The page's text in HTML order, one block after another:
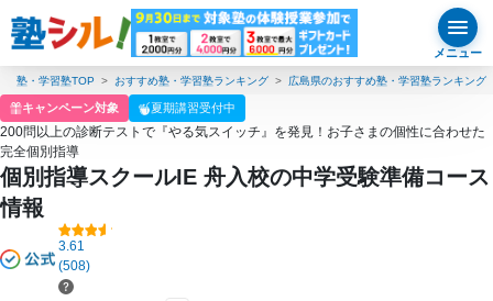
メニュー
塾・学習塾TOP おすすめ塾・学習塾ランキング 広島県のおすすめ塾・学習塾ランキング
キャンペーン対象 夏期講習受付中
200問以上の診断テストで『やる気スイッチ』を発見！お子さまの個性に合わせた
完全個別指導
個別指導スクールIE 舟入校の中学受験準備コース
情報
3.61
(508)